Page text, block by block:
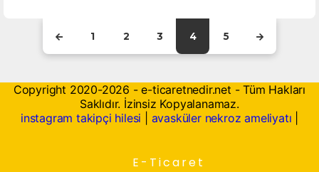
1 2 3 4 5
Copyright 2020-2026 - e-ticaretnedir.net - Tüm Hakları
Saklıdır. İzinsiz Kopyalanamaz.
instagram takipçi hilesi
avasküler nekroz ameliyatı
E-Ticaret